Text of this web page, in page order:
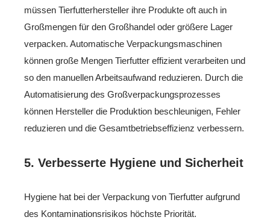
müssen Tierfutterhersteller ihre Produkte oft auch in
Großmengen für den Großhandel oder größere Lager
verpacken. Automatische Verpackungsmaschinen
können große Mengen Tierfutter effizient verarbeiten und
so den manuellen Arbeitsaufwand reduzieren. Durch die
Automatisierung des Großverpackungsprozesses
können Hersteller die Produktion beschleunigen, Fehler
reduzieren und die Gesamtbetriebseffizienz verbessern.
5. Verbesserte Hygiene und Sicherheit
Hygiene hat bei der Verpackung von Tierfutter aufgrund
des Kontaminationsrisikos höchste Priorität.